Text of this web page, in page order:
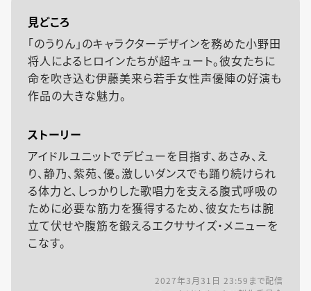
見どころ
「のうりん」のキャラクターデザインを務めた小野田
将人によるヒロインたちが超キュート。彼女たちに
命を吹き込む伊藤美来ら若手女性声優陣の好演も
作品の大きな魅力。
ストーリー
アイドルユニットでデビューを目指す、あさみ、え
り、静乃、紫苑、優。激しいダンスでも踊り続けられ
る体力と、しっかりした歌唱力を支える腹式呼吸の
ために必要な筋力を獲得するため、彼女たちは腕
立て伏せや腹筋を鍛えるエクササイズ・メニューを
こなす。
2027年3月31日 23:59 まで配信